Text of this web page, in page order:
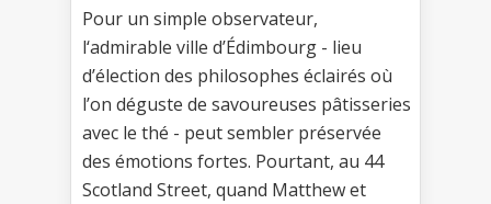
Pour un simple observateur,
l‘admirable ville d’Édimbourg - lieu
d’élection des philosophes éclairés où
l’on déguste de savoureuses pâtisseries
avec le thé - peut sembler préservée
des émotions fortes. Pourtant, au 44
Scotland Street, quand Matthew et